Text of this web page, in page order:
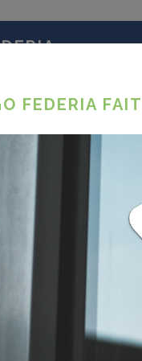
de votre
FEDERIA